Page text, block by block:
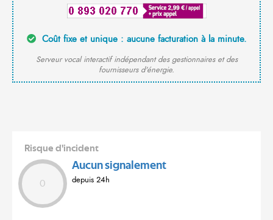
Coût fixe et unique : aucune facturation à la minute.
Serveur vocal interactif indépendant des gestionnaires et des
fournisseurs d'énergie.
Risque d'incident
0
Aucun signalement
depuis 24h